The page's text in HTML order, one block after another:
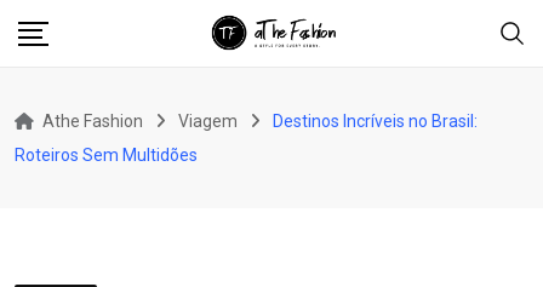
Athe Fashion Viagem
Destinos Incríveis no Brasil:
Roteiros Sem Multidões